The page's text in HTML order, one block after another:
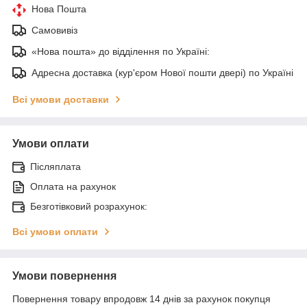
Нова Пошта
Самовивіз
«Нова пошта» до відділення по Україні:
Адресна доставка (кур'єром Нової пошти двері) по Україні
Всі умови доставки
Умови оплати
Післяплата
Оплата на рахунок
Безготівковий розрахунок:
Всі умови оплати
Умови повернення
Повернення товару впродовж 14 днів за рахунок покупця